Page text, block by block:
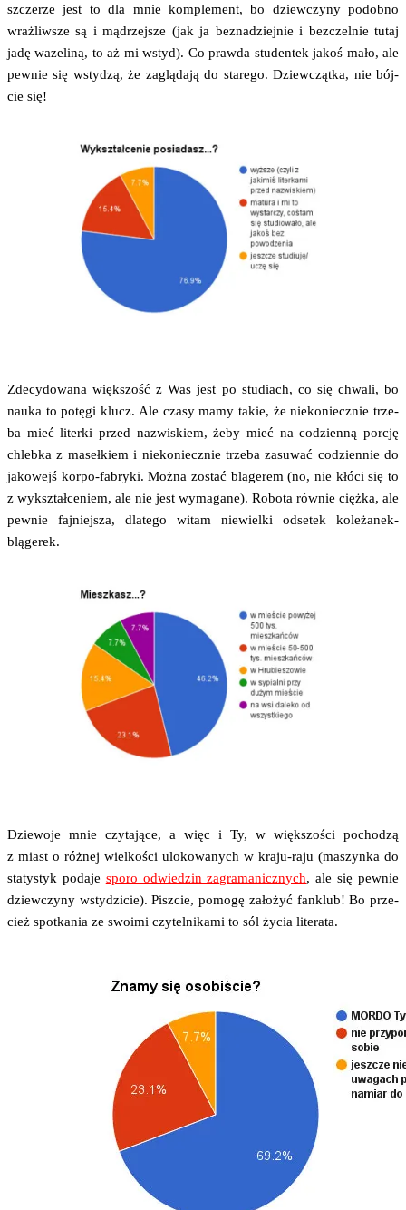
szcze­rze jest to dla mnie kom­ple­ment, bo dziew­czy­ny podob­no
wraż­liw­sze są i mądrzej­sze (jak ja bez­na­dziej­nie i bez­czel­nie tutaj
jadę waze­li­ną, to aż mi wstyd). Co praw­da stu­den­tek jakoś mało, ale
pew­nie się wsty­dzą, że zaglą­da­ją do sta­re­go. Dziew­cząt­ka, nie bój­
cie się!
Zde­cy­do­wa­na więk­szość z Was jest po stu­diach, co się chwa­li, bo
nauka to potę­gi klucz. Ale cza­sy mamy takie, że nie­ko­niecz­nie trze­
ba mieć liter­ki przed nazwi­skiem, żeby mieć na codzien­ną por­cję
chleb­ka z maseł­kiem i nie­ko­niecz­nie trze­ba zasu­wać codzien­nie do
jako­wejś kor­po-fabry­ki. Moż­na zostać blą­ge­rem (no, nie kłó­ci się to
z wykształ­ce­niem, ale nie jest wyma­ga­ne). Robo­ta rów­nie cięż­ka, ale
pew­nie faj­niej­sza, dla­te­go witam nie­wiel­ki odse­tek koleżanek-
blągerek.
Dzie­wo­je mnie czy­ta­ją­ce, a więc i Ty, w więk­szo­ści pocho­dzą
z miast o róż­nej wiel­ko­ści ulo­ko­wa­nych w kra­ju-raju (maszyn­ka do
sta­ty­styk poda­je spo­ro odwie­dzin zagra­ma­nicz­nych, ale się pew­nie
dziew­czy­ny wsty­dzi­cie). Pisz­cie, pomo­gę zało­żyć fan­klub! Bo prze­
cież spo­tka­nia ze swo­imi czy­tel­ni­ka­mi to sól życia literata.